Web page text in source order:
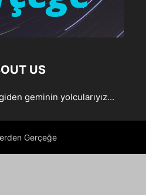
US
geminin yolcularıyız...
Gerçeğe